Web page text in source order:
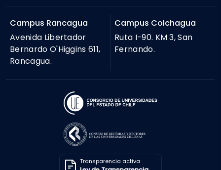
Campus Rancagua
Avenida Libertador
Bernardo O'Higgins 611,
Rancagua.
Campus Colchagua
Ruta I-90. KM 3, San
Fernando.
Transparencia activa